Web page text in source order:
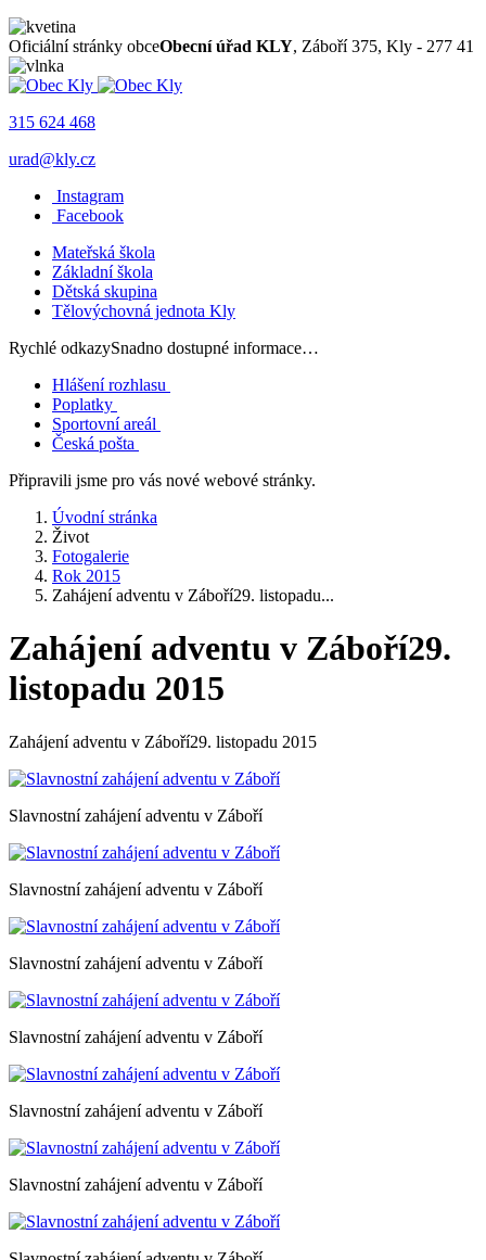
Oficiální stránky obceObecní úřad KLY, Záboří 375, Kly - 277 41
315 624 468
urad@kly.cz
Instagram
Facebook
Mateřská škola
Základní škola
Dětská skupina
Tělovýchovná jednota Kly
Rychlé odkazySnadno dostupné informace…
Hlášení rozhlasu
Poplatky
Sportovní areál
Česká pošta
Připravili jsme pro vás nové webové stránky.
Úvodní stránka
Život
Fotogalerie
Rok 2015
Zahájení adventu v Záboří29. listopadu...
Zahájení adventu v Záboří29.
listopadu 2015
Zahájení adventu v Záboří29. listopadu 2015
Slavnostní zahájení adventu v Záboří
Slavnostní zahájení adventu v Záboří
Slavnostní zahájení adventu v Záboří
Slavnostní zahájení adventu v Záboří
Slavnostní zahájení adventu v Záboří
Slavnostní zahájení adventu v Záboří